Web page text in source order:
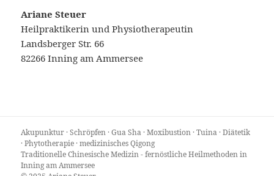
Ariane Steuer
Heilpraktikerin und Physiotherapeutin
Landsberger Str. 66
82266 Inning am Ammersee
Akupunktur · Schröpfen · Gua Sha · Moxibustion · Tuina · Diätetik
· Phytotherapie · medizinisches Qigong
Traditionelle Chinesische Medizin - fernöstliche Heilmethoden in
Inning am Ammersee